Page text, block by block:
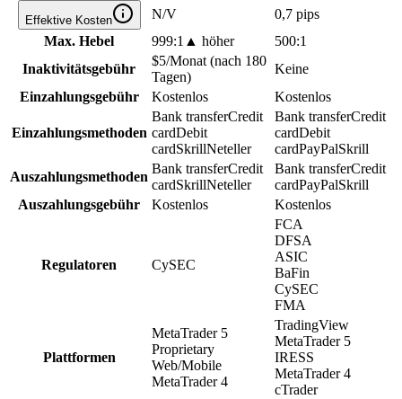
Effektive Kosten N/V
0,7 pips
Max. Hebel
999:1 ▲ höher
500:1
Inaktivitätsgebühr
$5/Monat (nach 180
Tagen)
Keine
Einzahlungsgebühr
Kostenlos Kostenlos
Einzahlungsmethoden
Bank transferCredit
cardDebit
cardSkrillNeteller
Bank transferCredit
cardDebit
cardPayPalSkrill
Auszahlungsmethoden
Bank transferCredit
cardSkrillNeteller
Bank transferCredit
cardPayPalSkrill
Auszahlungsgebühr
Kostenlos Kostenlos
Regulatoren CySEC
FCA
DFSA
ASIC
BaFin
CySEC
FMA
Plattformen
MetaTrader 5
Proprietary
Web/Mobile
MetaTrader 4
TradingView
MetaTrader 5
IRESS
MetaTrader 4
cTrader